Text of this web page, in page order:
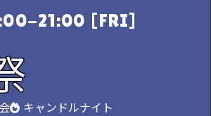
21:00 [FRI]
キャンドルナイト